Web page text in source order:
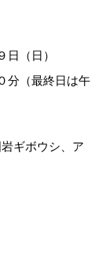
（日）
最終日は午
ボウシ、ア